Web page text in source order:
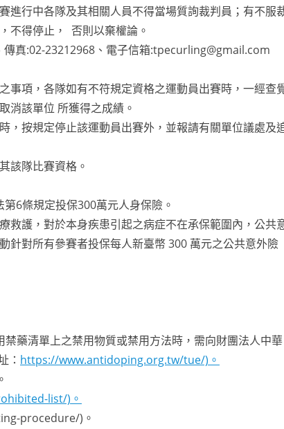
進行中各隊及其相關人員不得當場質詢裁判員；有不服
不得停止， 否則以棄權論。
真:02-23212968、電子信箱:tpecurling@gmail.com
事項，各隊如有不符規定資格之運動員出賽時，一經查
消該單位 所獲得之成績。
，按規定停止該運動員出賽外，並報請有關單位議處及
該隊比賽資格。
6條規定投保300萬元人身保險。
救護，對於本身疾患引起之病症不在承保範圍內，公共
針對所有參賽者投保每人新臺幣 300 萬元之公共意外險
藥清單上之禁用物質或禁用方法時，需向財團法人中華
： https://www.antidoping.org.tw/tue/)。
list/)。
procedure/)。